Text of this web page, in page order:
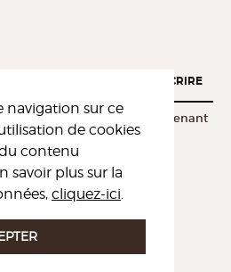
navigation sur ce
de cookies
contenu
savoir plus sur la
cliquez-ici
S'INSCRIRE
inscrivez-vous dès maintenant